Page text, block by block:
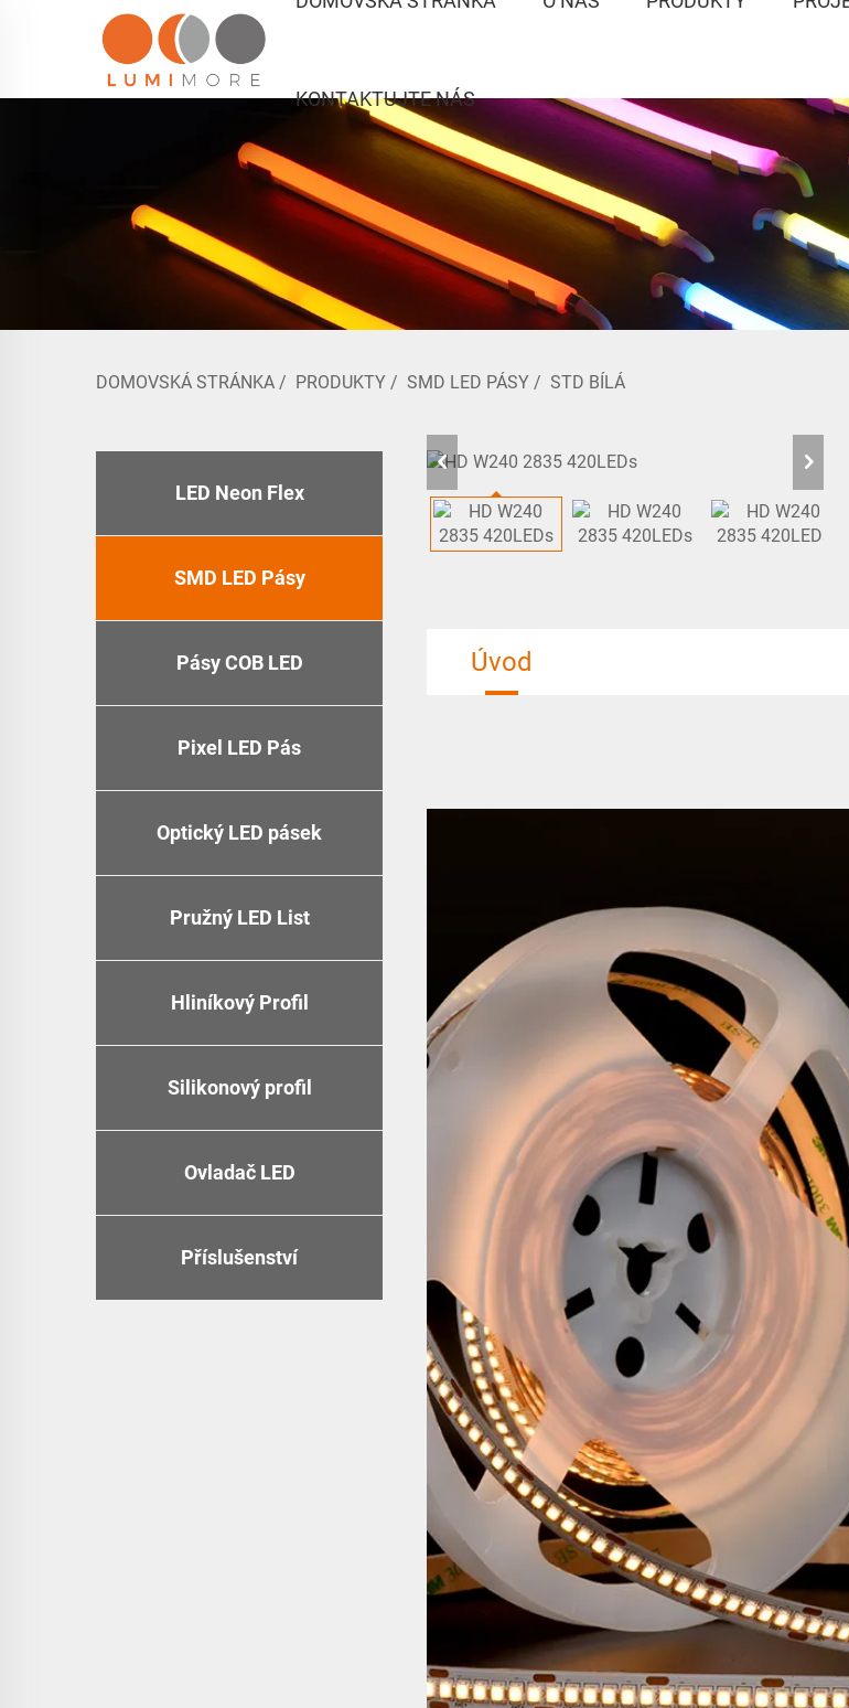
KONTAKTUJTE NÁS
DOMOVSKÁ STRÁNKA / PRODUKTY / SMD LED PÁSY / STD BÍLÁ
LED Neon Flex
SMD LED Pásy
Pásy COB LED
Pixel LED Pás
Optický LED pásek
Pružný LED List
Hliníkový Profil
Silikonový profil
Ovladač LED
Příslušenství
Úvod